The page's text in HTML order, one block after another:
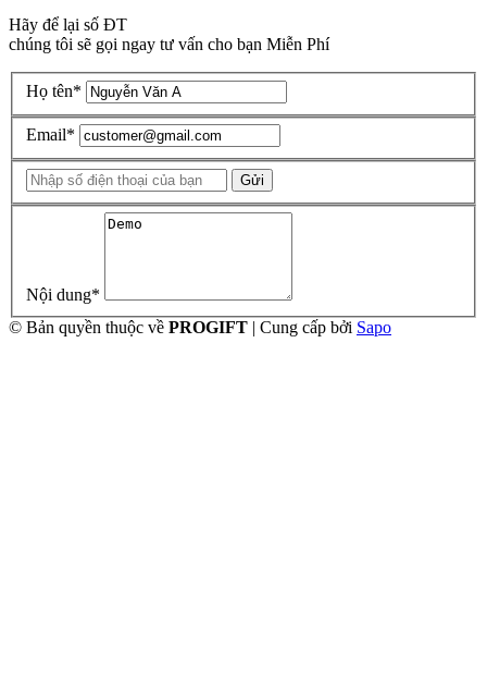
Hãy để lại số ĐT
chúng tôi sẽ gọi ngay tư vấn cho bạn Miễn Phí
Họ tên*
Email*
Gửi
Nội dung*
© Bản quyền thuộc về PROGIFT | Cung cấp bởi Sapo